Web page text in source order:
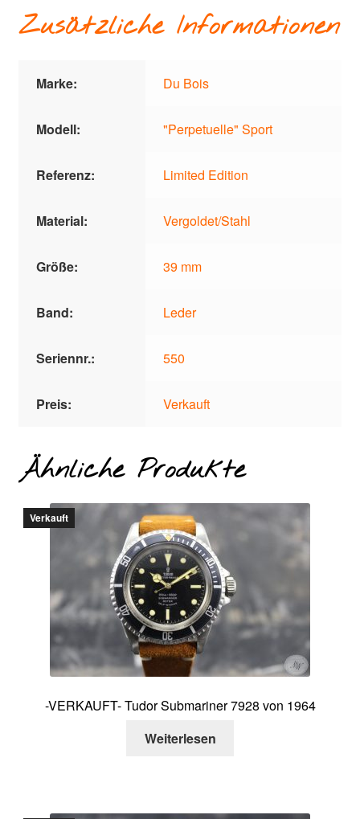
Zusätzliche Informationen
Marke: Du Bois
Modell: "Perpetuelle" Sport
Referenz: Limited Edition
Material: Vergoldet/Stahl
Größe: 39 mm
Band: Leder
Seriennr.: 550
Preis: Verkauft
Ähnliche Produkte
Verkauft
-VERKAUFT- Tudor Submariner 7928 von 1964
Weiterlesen